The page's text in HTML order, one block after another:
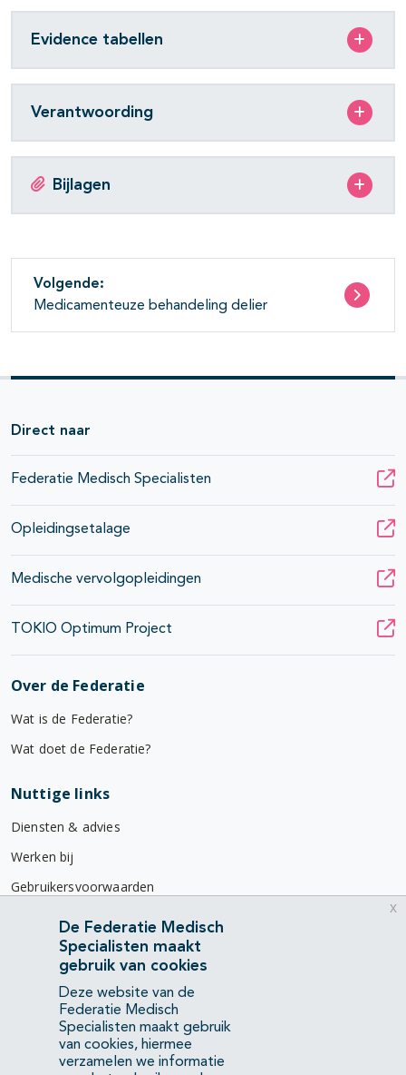
Evidence tabellen
Verantwoording
Bijlagen
Volgende:
Medicamenteuze behandeling delier
Direct naar
Federatie Medisch Specialisten
Opleidingsetalage
Medische vervolgopleidingen
TOKIO Optimum Project
Over de Federatie
Wat is de Federatie?
Wat doet de Federatie?
Nuttige links
Diensten & advies
Werken bij
Gebruikersvoorwaarden
Privacyverklaring
Contact
Mercatorlaan 1200
3528 BL Utrecht
(088) 505 34 34
De Federatie Medisch
Specialisten maakt
gebruik van cookies
Deze website van de
Federatie Medisch
Specialisten maakt gebruik
van cookies, hiermee
verzamelen we informatie
x